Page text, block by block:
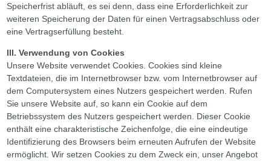
Speicherfrist abläuft, es sei denn, dass eine Erforderlichkeit zur
weiteren Speicherung der Daten für einen Vertragsabschluss oder
eine Vertragserfüllung besteht.
III. Verwendung von Cookies
Unsere Website verwendet Cookies. Cookies sind kleine
Textdateien, die im Internetbrowser bzw. vom Internetbrowser auf
dem Computersystem eines Nutzers gespeichert werden. Rufen
Sie unsere Website auf, so kann ein Cookie auf dem
Betriebssystem des Nutzers gespeichert werden. Dieser Cookie
enthält eine charakteristische Zeichenfolge, die eine eindeutige
Identifizierung des Browsers beim erneuten Aufrufen der Website
ermöglicht. Wir setzen Cookies zu dem Zweck ein, unser Angebot